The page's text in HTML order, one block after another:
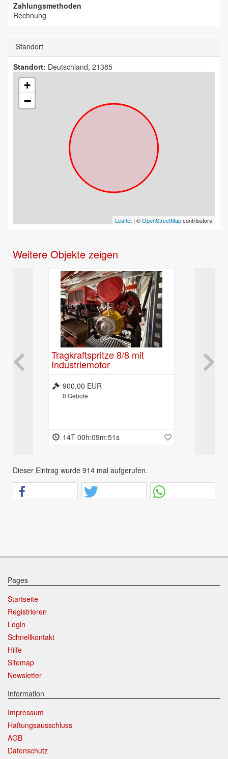
Zahlungsmethoden
Rechnung
Standort
Standort: Deutschland, 21385
+
−
Leaflet | ©OpenStreetMapcontributors
Weitere Objekte zeigen
Tragkraftspritze 8/8 mit
Industriemotor
900,00 EUR
0 Gebote
14T 00h:09m:50s
LF8/TS
Allrad
Dieser Eintrag wurde 914 mal aufgerufen.
Pages
Startseite
Registrieren
Login
Schnellkontakt
Hilfe
Sitemap
Newsletter
Information
Impressum
Haftungsausschluss
AGB
Datenschutz